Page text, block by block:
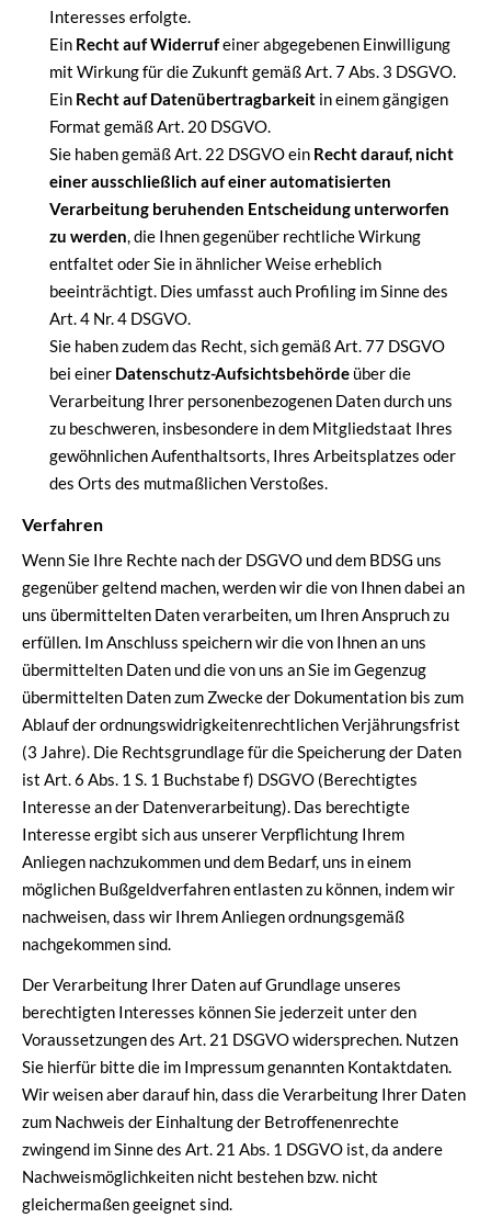
Interesses erfolgte.
Ein Recht auf Widerrufeiner abgegebenen Einwilligung
mit Wirkung für die Zukunft gemäß Art. 7 Abs. 3 DSGVO.
Ein Recht auf Datenübertragbarkeit in einem gängigen
Format gemäß Art. 20 DSGVO.
Sie haben gemäß Art. 22 DSGVO ein Recht darauf, nicht
einer ausschließlich auf einer automatisierten
Verarbeitung beruhenden Entscheidung unterworfen
zu werden, die Ihnen gegenüber rechtliche Wirkung
entfaltet oder Sie in ähnlicher Weise erheblich
beeinträchtigt. Dies umfasst auch Profiling im Sinne des
Art. 4 Nr. 4 DSGVO.
Sie haben zudem das Recht, sich gemäß Art. 77 DSGVO
bei einer Datenschutz-Aufsichtsbehörde über die
Verarbeitung Ihrer personenbezogenen Daten durch uns
zu beschweren, insbesondere in dem Mitgliedstaat Ihres
gewöhnlichen Aufenthaltsorts, Ihres Arbeitsplatzes oder
des Orts des mutmaßlichen Verstoßes.
Verfahren
Wenn Sie Ihre Rechte nach der DSGVO und dem BDSG uns
gegenüber geltend machen, werden wir die von Ihnen dabei an
uns übermittelten Daten verarbeiten, um Ihren Anspruch zu
erfüllen. Im Anschluss speichern wir die von Ihnen an uns
übermittelten Daten und die von uns an Sie im Gegenzug
übermittelten Daten zum Zwecke der Dokumentation bis zum
Ablauf der ordnungswidrigkeitenrechtlichen Verjährungsfrist
(3 Jahre). Die Rechtsgrundlage für die Speicherung der Daten
ist Art. 6 Abs. 1 S. 1 Buchstabe f) DSGVO (Berechtigtes
Interesse an der Datenverarbeitung). Das berechtigte
Interesse ergibt sich aus unserer Verpflichtung Ihrem
Anliegen nachzukommen und dem Bedarf, uns in einem
möglichen Bußgeldverfahren entlasten zu können, indem wir
nachweisen, dass wir Ihrem Anliegen ordnungsgemäß
nachgekommen sind.
Der Verarbeitung Ihrer Daten auf Grundlage unseres
berechtigten Interesses können Sie jederzeit unter den
Voraussetzungen des Art. 21 DSGVO widersprechen. Nutzen
Sie hierfür bitte die im Impressum genannten Kontaktdaten.
Wir weisen aber darauf hin, dass die Verarbeitung Ihrer Daten
zum Nachweis der Einhaltung der Betroffenenrechte
zwingend im Sinne des Art. 21 Abs. 1 DSGVO ist, da andere
Nachweismöglichkeiten nicht bestehen bzw. nicht
gleichermaßen geeignet sind.